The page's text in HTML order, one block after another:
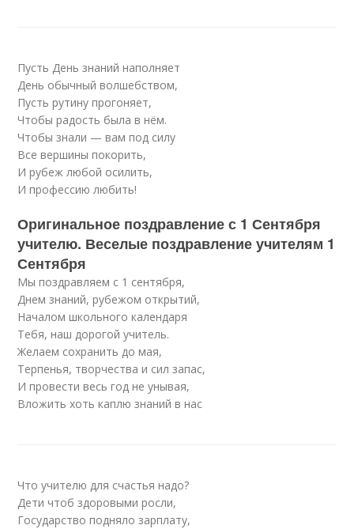
Пусть День знаний наполняет
День обычный волшебством,
Пусть рутину прогоняет,
Чтобы радость была в нём.
Чтобы знали — вам под силу
Все вершины покорить,
И рубеж любой осилить,
И профессию любить!
Оригинальное поздравление с 1 Сентября
учителю. Веселые поздравление учителям 1
Сентября
Мы поздравляем с 1 сентября,
Днем знаний, рубежом открытий,
Началом школьного календаря
Тебя, наш дорогой учитель.
Желаем сохранить до мая,
Терпенья, творчества и сил запас,
И провести весь год не унывая,
Вложить хоть каплю знаний в нас
Что учителю для счастья надо?
Дети чтоб здоровыми росли,
Государство подняло зарплату,